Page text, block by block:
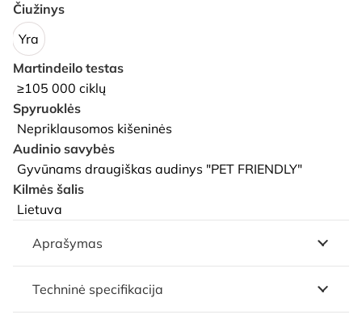
Čiužinys
Yra
Martindeilo testas
≥105 000 ciklų
Spyruoklės
Nepriklausomos kišeninės
Audinio savybės
Gyvūnams draugiškas audinys "PET FRIENDLY"
Kilmės šalis
Lietuva
Aprašymas
Techninė specifikacija